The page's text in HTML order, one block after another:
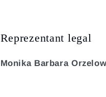
Reprezentant legal
Monika Barbara